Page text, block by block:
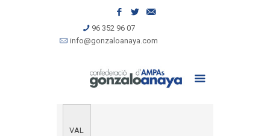
96 352 96 07
info@gonzaloanaya.com
VAL